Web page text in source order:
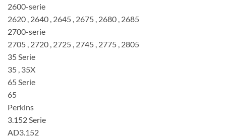
2600-serie
2620 , 2640 , 2645 , 2675 , 2680 , 2685
2700-serie
2705 , 2720 , 2725 , 2745 , 2775 , 2805
35 Serie
35 , 35X
65 Serie
65
Perkins
3.152 Serie
AD3.152